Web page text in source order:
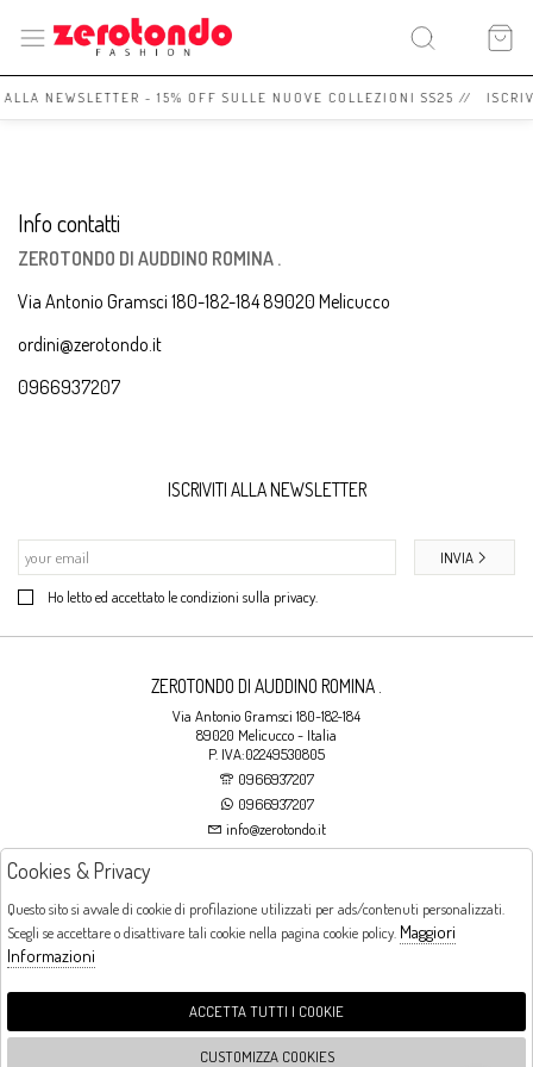
NEWSLETTER - 15% OFF SULLE NUOVE COLLEZIONI SS25 //
Info contatti
ZEROTONDO DI AUDDINO ROMINA .
Via Antonio Gramsci 180-182-184 89020 Melicucco
ordini@zerotondo.it
0966937207
ISCRIVITI ALLA NEWSLETTER
Ho letto ed accettato le condizioni sulla privacy.
INVIA
ZEROTONDO DI AUDDINO ROMINA .
Via Antonio Gramsci 180-182-184
89020 Melicucco - Italia
P. IVA:02249530805
0966937207
0966937207
info@zerotondo.it
Orari di apertura
LUNEDI: CHIUSO LA MATTINA - DALLE 16:00 ALLE 20:00 DAL MARTEDI AL
Cookies & Privacy
Questo sito si avvale di cookie di profilazione utilizzati per ads/contenuti personalizzati.
Scegli se accettare o disattivare tali cookie nella pagina cookie policy. Maggiori
Informazioni
ACCETTA TUTTI I COOKIE
CUSTOMIZZA COOKIES